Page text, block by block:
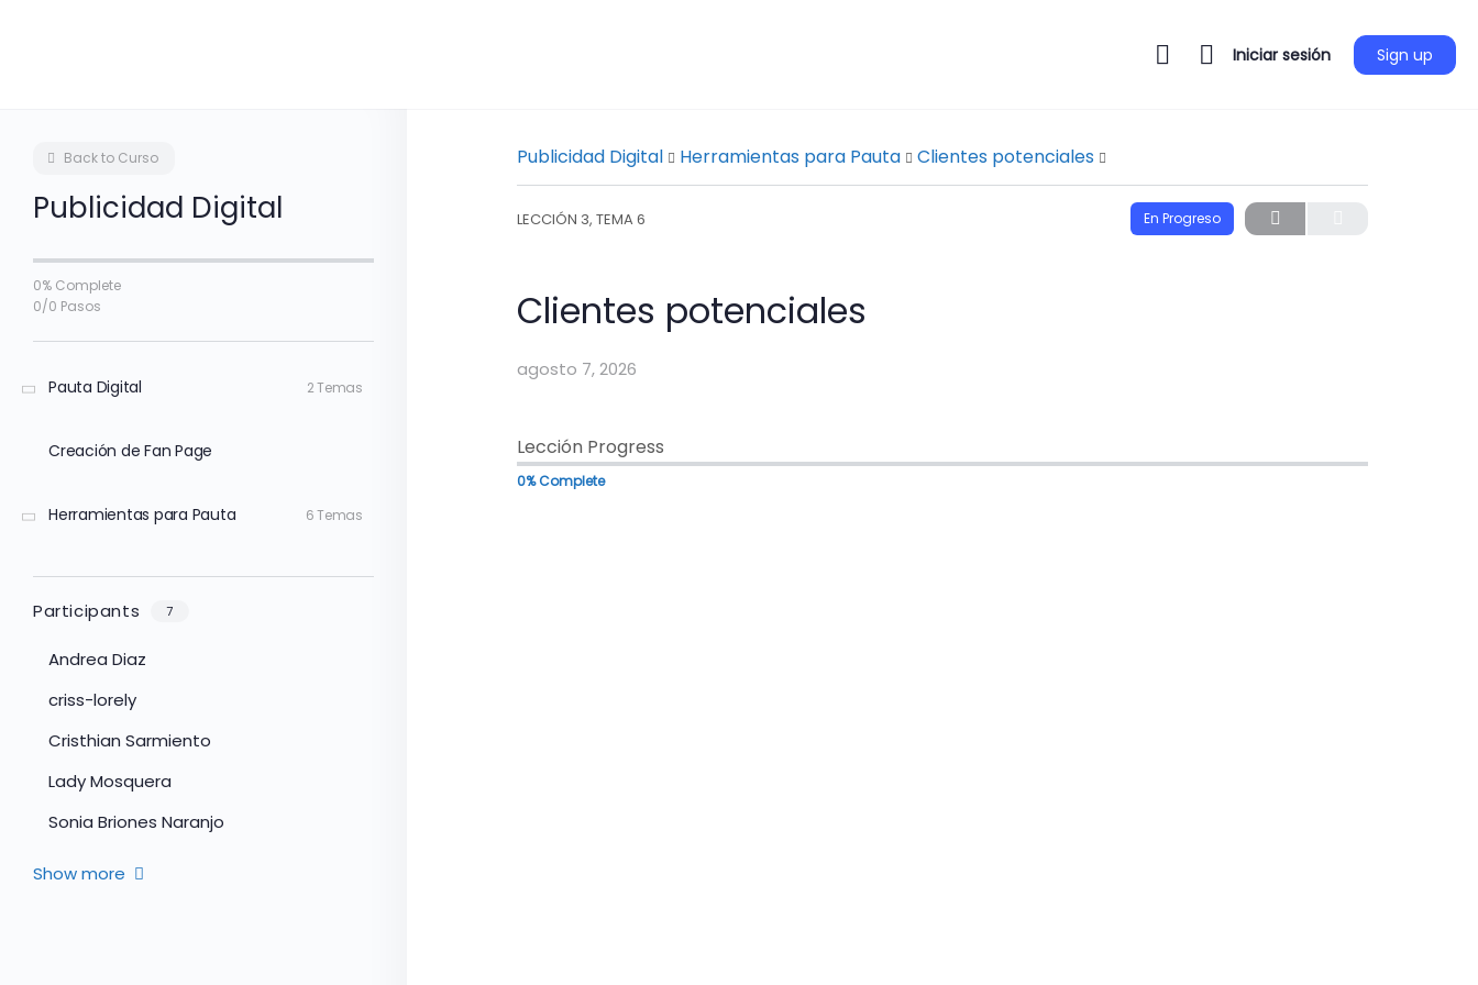
Iniciar sesión Sign up
Back to Curso
Publicidad Digital
0% Complete
0/0 Pasos
Pauta Digital 2 Temas
Creación de Fan Page
Herramientas para Pauta 6 Temas
Participants 7
Andrea Diaz
criss-lorely
Cristhian Sarmiento
Lady Mosquera
Sonia Briones Naranjo
Show more
Publicidad Digital Herramientas para Pauta Clientes potenciales
LECCIÓN 3, TEMA 6 En Progreso
Clientes potenciales
agosto 7, 2026
Lección Progress
0% Complete